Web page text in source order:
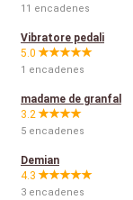
11 encadenes
Vibratore pedali
5.0
1 encadenes
madame de granfal
3.2
5 encadenes
Demian
4.3
3 encadenes